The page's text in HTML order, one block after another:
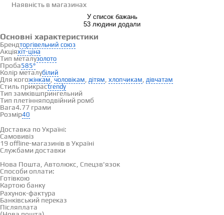
Наявність в магазинах
У список бажань
53 людини додали
Основні характеристики
Брендторгівельний союз
Акціяхіт-ціна
Тип металузолото
Проба585°
Колір металубілий
Для когожінкам,чоловікам дітям хлопчикам дівчатам
Стиль прикрасtrendy
Тип замківшпрингельний
Тип плетінняподвійний ромб
Вага4.77 грами
Розмір40
Доставка і оплата
Доставка по Україні:
Самовивіз
19 offline-магазинів в Україні
Службами доставки
Нова Пошта, Автолюкс, Спецзв'язок
Способи оплати:
Готівкою
Картою банку
Рахунок-фактура
Банківський переказ
Післяплата